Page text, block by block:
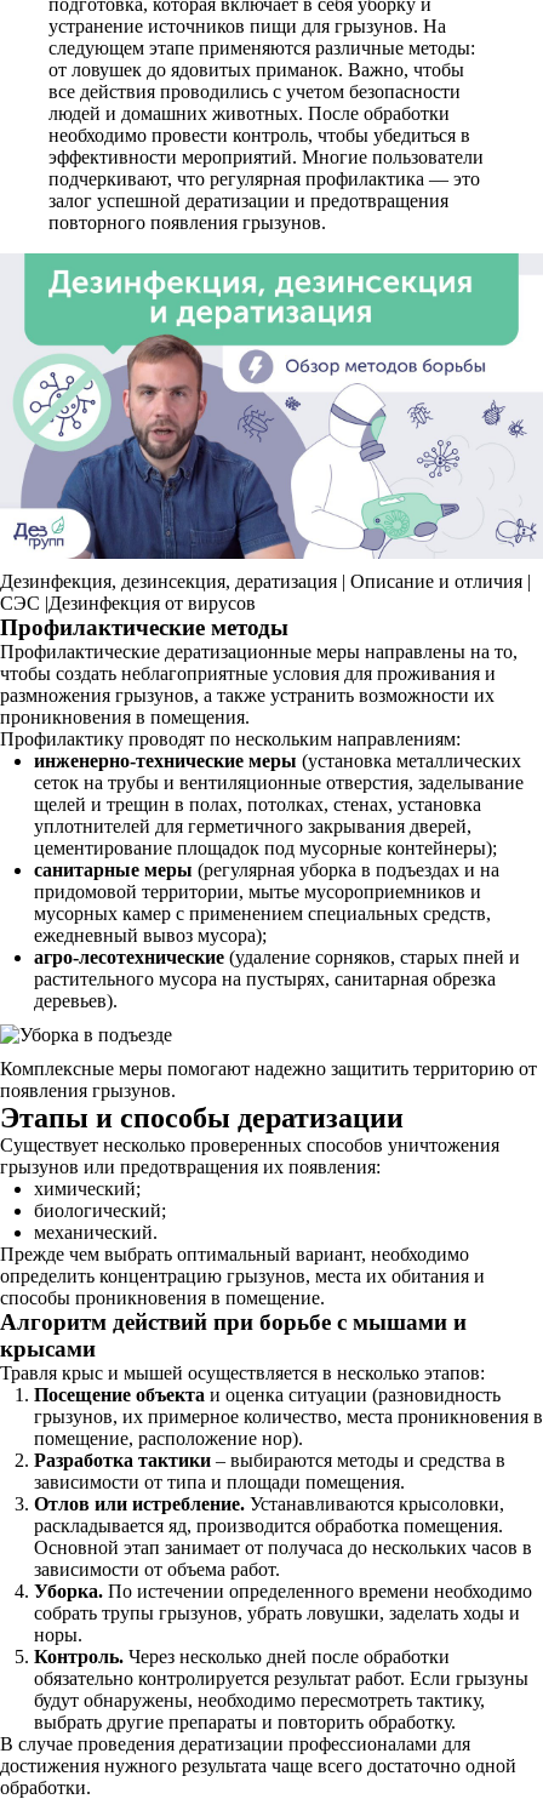
подготовка, которая включает в себя уборку и
устранение источников пищи для грызунов. На
следующем этапе применяются различные методы:
от ловушек до ядовитых приманок. Важно, чтобы
все действия проводились с учетом безопасности
людей и домашних животных. После обработки
необходимо провести контроль, чтобы убедиться в
эффективности мероприятий. Многие пользователи
подчеркивают, что регулярная профилактика — это
залог успешной дератизации и предотвращения
повторного появления грызунов.
Дезинфекция, дезинсекция, дератизация | Описание и отличия |
СЭС |Дезинфекция от вирусов
Профилактические методы
Профилактические дератизационные меры направлены на то,
чтобы создать неблагоприятные условия для проживания и
размножения грызунов, а также устранить возможности их
проникновения в помещения.
Профилактику проводят по нескольким направлениям:
инженерно-технические меры (установка металлических
сеток на трубы и вентиляционные отверстия, заделывание
щелей и трещин в полах, потолках, стенах, установка
уплотнителей для герметичного закрывания дверей,
цементирование площадок под мусорные контейнеры);
санитарные меры (регулярная уборка в подъездах и на
придомовой территории, мытье мусороприемников и
мусорных камер с применением специальных средств,
ежедневный вывоз мусора);
агро-лесотехнические (удаление сорняков, старых пней и
растительного мусора на пустырях, санитарная обрезка
деревьев).
Комплексные меры помогают надежно защитить территорию от
появления грызунов.
Этапы и способы дератизации
Существует несколько проверенных способов уничтожения
грызунов или предотвращения их появления:
химический;
биологический;
механический.
Прежде чем выбрать оптимальный вариант, необходимо
определить концентрацию грызунов, места их обитания и
способы проникновения в помещение.
Алгоритм действий при борьбе с мышами и
крысами
Травля крыс и мышей осуществляется в несколько этапов:
Посещение объекта и оценка ситуации (разновидность
грызунов, их примерное количество, места проникновения в
помещение, расположение нор).
Разработка тактики – выбираются методы и средства в
зависимости от типа и площади помещения.
Отлов или истребление. Устанавливаются крысоловки,
раскладывается яд, производится обработка помещения.
Основной этап занимает от получаса до нескольких часов в
зависимости от объема работ.
Уборка. По истечении определенного времени необходимо
собрать трупы грызунов, убрать ловушки, заделать ходы и
норы.
Контроль. Через несколько дней после обработки
обязательно контролируется результат работ. Если грызуны
будут обнаружены, необходимо пересмотреть тактику,
выбрать другие препараты и повторить обработку.
В случае проведения дератизации профессионалами для
достижения нужного результата чаще всего достаточно одной
обработки.